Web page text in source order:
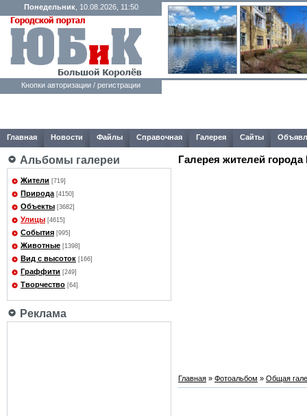
Понедельник, 10.08.2026, 11:50
Кнопки авторизации / регистрации
Главная Новости Файлы Справочная Галерея Сайты
Альбомы галереи
Жители [719]
Природа [4150]
Объекты [3682]
Улицы [4615]
События [995]
Животные [1398]
Вид с высоток [166]
Граффити [249]
Творчество [64]
Реклама
Галерея жителей города
Главная » Фотоальбом » Общая